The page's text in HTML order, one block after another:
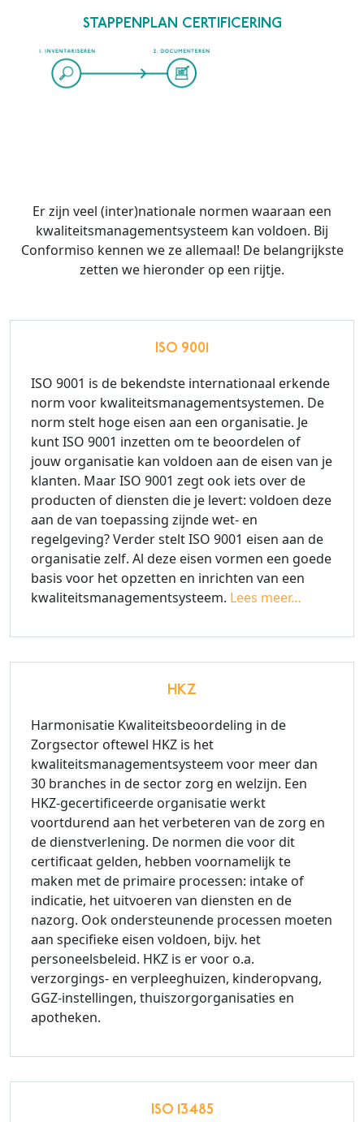
STAPPENPLAN CERTIFICERING
Er zijn veel (inter)nationale normen waaraan een
kwaliteitsmanagementsysteem kan voldoen. Bij
Conformiso kennen we ze allemaal! De belangrijkste
zetten we hieronder op een rijtje.
ISO 9001
ISO 9001 is de bekendste internationaal erkende
norm voor kwaliteitsmanagementsystemen. De
norm stelt hoge eisen aan een organisatie. Je
kunt ISO 9001 inzetten om te beoordelen of
jouw organisatie kan voldoen aan de eisen van je
klanten. Maar ISO 9001 zegt ook iets over de
producten of diensten die je levert: voldoen deze
aan de van toepassing zijnde wet- en
regelgeving? Verder stelt ISO 9001 eisen aan de
organisatie zelf. Al deze eisen vormen een goede
basis voor het opzetten en inrichten van een
kwaliteitsmanagementsysteem. Lees meer…
HKZ
Harmonisatie Kwaliteitsbeoordeling in de
Zorgsector oftewel HKZ is het
kwaliteitsmanagementsysteem voor meer dan
30 branches in de sector zorg en welzijn. Een
HKZ-gecertificeerde organisatie werkt
voortdurend aan het verbeteren van de zorg en
de dienstverlening. De normen die voor dit
certificaat gelden, hebben voornamelijk te
maken met de primaire processen: intake of
indicatie, het uitvoeren van diensten en de
nazorg. Ook ondersteunende processen moeten
aan specifieke eisen voldoen, bijv. het
personeelsbeleid. HKZ is er voor o.a.
verzorgings- en verpleeghuizen, kinderopvang,
GGZ-instellingen, thuiszorgorganisaties en
apotheken.
ISO 13485